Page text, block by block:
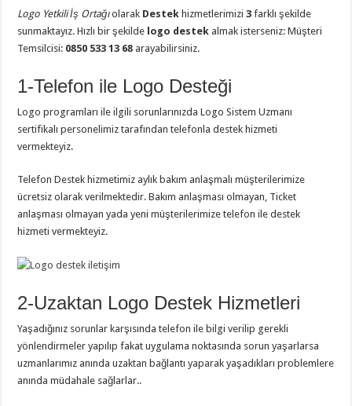
Logo Yetkili İş Ortağıolarak Destek hizmetlerimizi3 farklı şekilde
sunmaktayız. Hızlı bir şekilde logo destek almak isterseniz: Müşteri
Temsilcisi: 0850 533 13 68 arayabilirsiniz.
1-Telefon ile Logo Desteği
Logo programları ile ilgili sorunlarınızda Logo Sistem Uzmanı
sertifikalı personelimiz tarafından telefonla destek hizmeti
vermekteyiz.
Telefon Destek hizmetimiz aylık bakım anlaşmalı müşterilerimize
ücretsiz olarak verilmektedir. Bakım anlaşması olmayan, Ticket
anlaşması olmayan yada yeni müşterilerimize telefon ile destek
hizmeti vermekteyiz.
2-Uzaktan Logo Destek Hizmetleri
Yaşadığınız sorunlar karşısında telefon ile bilgi verilip gerekli
yönlendirmeler yapılıp fakat uygulama noktasında sorun yaşarlarsa
uzmanlarımız anında uzaktan bağlantı yaparak yaşadıkları problemlere
anında müdahale sağlarlar..